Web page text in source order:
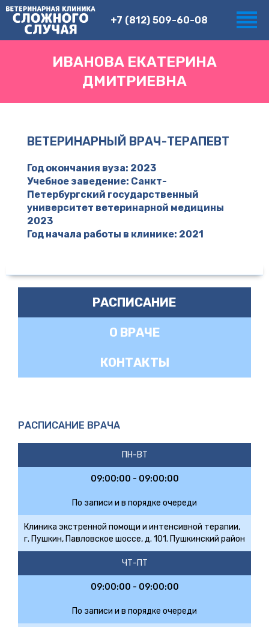
+7 (812) 509-60-08
ИВАНОВА ЕКАТЕРИНА
ДМИТРИЕВНА
ВЕТЕРИНАРНЫЙ ВРАЧ-ТЕРАПЕВТ
Год окончания вуза: 2023
Учебное заведение: Санкт-
Петербургский государственный
университет ветеринарной медицины
2023
Год начала работы в клинике: 2021
РАСПИСАНИЕ
О ВРАЧЕ
КОНТАКТЫ
РАСПИСАНИЕ ВРАЧА
ПН-ВТ
09:00:00 - 09:00:00
По записи и в порядке очереди
Клиника экстренной помощи и интенсивной терапии,
г. Пушкин, Павловское шоссе, д. 101. Пушкинский район
ЧТ-ПТ
09:00:00 - 09:00:00
По записи и в порядке очереди